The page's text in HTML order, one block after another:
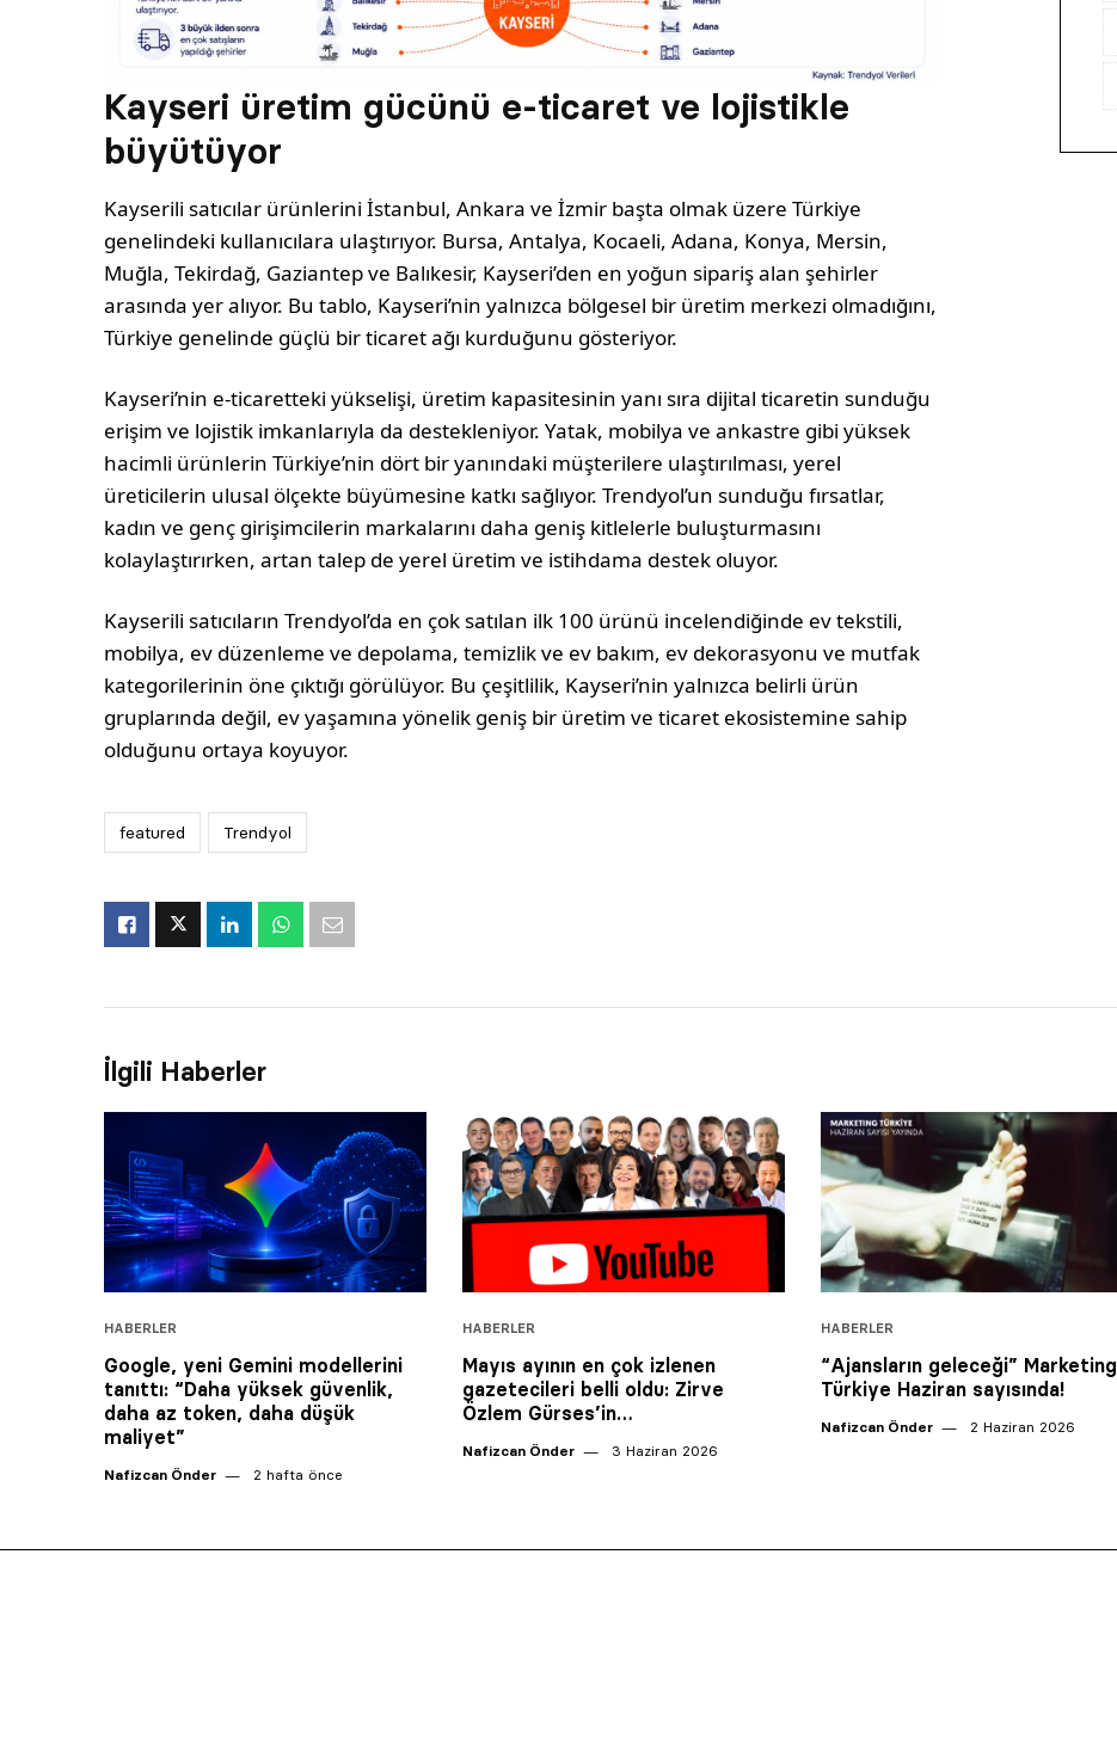
Kayseri üretim gücünü e-ticaret ve lojistikle
büyütüyor
Kayserili satıcılar ürünlerini İstanbul, Ankara ve İzmir başta olmak üzere Türkiye
genelindeki kullanıcılara ulaştırıyor. Bursa, Antalya, Kocaeli, Adana, Konya, Mersin,
Muğla, Tekirdağ, Gaziantep ve Balıkesir, Kayseri’den en yoğun sipariş alan şehirler
arasında yer alıyor. Bu tablo, Kayseri’nin yalnızca bölgesel bir üretim merkezi olmadığını,
Türkiye genelinde güçlü bir ticaret ağı kurduğunu gösteriyor.
Kayseri’nin e-ticaretteki yükselişi, üretim kapasitesinin yanı sıra dijital ticaretin sunduğu
erişim ve lojistik imkanlarıyla da destekleniyor. Yatak, mobilya ve ankastre gibi yüksek
hacimli ürünlerin Türkiye’nin dört bir yanındaki müşterilere ulaştırılması, yerel
üreticilerin ulusal ölçekte büyümesine katkı sağlıyor. Trendyol’un sunduğu fırsatlar,
kadın ve genç girişimcilerin markalarını daha geniş kitlelerle buluşturmasını
kolaylaştırırken, artan talep de yerel üretim ve istihdama destek oluyor.
Kayserili satıcıların Trendyol’da en çok satılan ilk 100 ürünü incelendiğinde ev tekstili,
mobilya, ev düzenleme ve depolama, temizlik ve ev bakım, ev dekorasyonu ve mutfak
kategorilerinin öne çıktığı görülüyor. Bu çeşitlilik, Kayseri’nin yalnızca belirli ürün
gruplarında değil, ev yaşamına yönelik geniş bir üretim ve ticaret ekosistemine sahip
olduğunu ortaya koyuyor.
featured Trendyol
İlgili Haberler
HABERLER
Google, yeni Gemini modellerini
tanıttı: “Daha yüksek güvenlik,
daha az token, daha düşük
maliyet”
Nafizcan Önder 2 hafta önce
HABERLER
Mayıs ayının en çok izlenen
gazetecileri belli oldu: Zirve
Özlem Gürses’in…
Nafizcan Önder 3 Haziran 2026
HABERLER
“Ajansların geleceği” Marketing
Türkiye Haziran sayısında!
Nafizcan Önder 2 Haziran 2026